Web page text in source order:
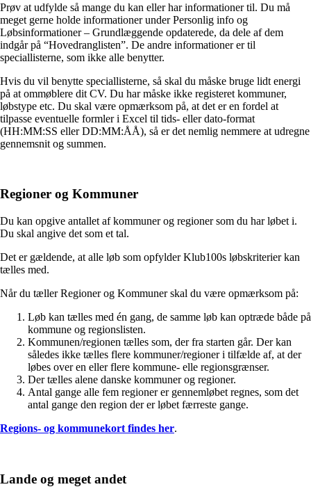
Prøv at udfylde så mange du kan eller har informationer til. Du må
meget gerne holde informationer under Personlig info og
Løbsinformationer – Grundlæggende opdaterede, da dele af dem
indgår på “Hovedranglisten”. De andre informationer er til
speciallisterne, som ikke alle benytter.
Hvis du vil benytte speciallisterne, så skal du måske bruge lidt energi
på at ommøblere dit CV. Du har måske ikke registeret kommuner,
løbstype etc. Du skal være opmærksom på, at det er en fordel at
tilpasse eventuelle formler i Excel til tids- eller dato-format
(HH:MM:SS eller DD:MM:ÅÅ), så er det nemlig nemmere at udregne
gennemsnit og summen.
Regioner og Kommuner
Du kan opgive antallet af kommuner og regioner som du har løbet i.
Du skal angive det som et tal.
Det er gældende, at alle løb som opfylder Klub100s løbskriterier kan
tælles med.
Når du tæller Regioner og Kommuner skal du være opmærksom på:
Løb kan tælles med én gang, de samme løb kan optræde både på
kommune og regionslisten.
Kommunen/regionen tælles som, der fra starten går. Der kan
således ikke tælles flere kommuner/regioner i tilfælde af, at der
løbes over en eller flere kommune- elle regionsgrænser.
Der tælles alene danske kommuner og regioner.
Antal gange alle fem regioner er gennemløbet regnes, som det
antal gange den region der er løbet færreste gange.
Regions- og kommunekort findes her.
Lande og meget andet